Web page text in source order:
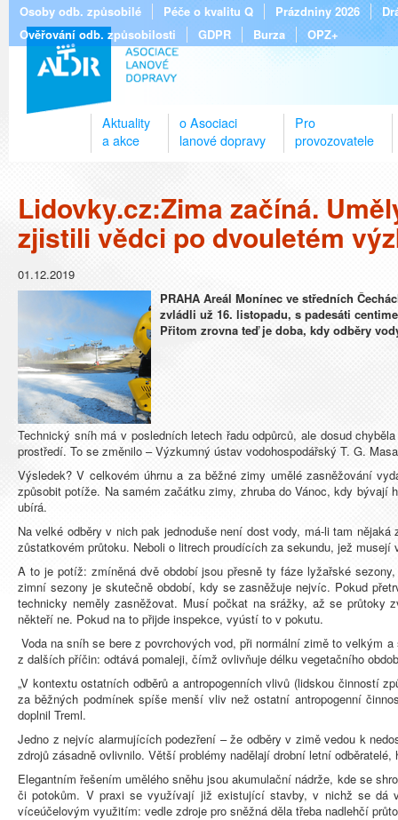
Osoby odb. způsobilé Péče o kvalitu Q Prázdniny 2026
Ověřování odb. způsobilosti
GDPR Burza OPZ+
Aktuality
a akce
o Asociaci
lanové dopravy
Pro
provozovatele
Lidovky.cz:Zima začíná.
zjistili vědci po dvouletém
01.12.2019
PRAHA Areál Monínec ve středních
zvládli už 16. listopadu, s padesáti
Přitom zrovna teď je doba, kdy odběry
Technický sníh má v posledních letech řadu odpůrců, ale dosud
prostředí. To se změnilo – Výzkumný ústav vodohospodářský T. G.
Výsledek? V celkovém úhrnu a za běžné zimy umělé zasněžování
způsobit potíže. Na samém začátku zimy, zhruba do Vánoc, kdy
ubírá.
Na velké odběry v nich pak jednoduše není dost vody, má-li tam
zůstatkovém průtoku. Neboli o litrech proudících za sekundu, jež
A to je potíž: zmíněná dvě období jsou přesně ty fáze lyžařské
zimní sezony je skutečně období, kdy se zasněžuje nejvíc. Pokud
technicky neměly zasněžovat. Musí počkat na srážky, až se průtoky
někteří ne. Pokud na to přijde inspekce, vyústí to v pokutu.
Voda na sníh se bere z povrchových vod, při normální zimě to velkým
z dalších příčin: odtává pomaleji, čímž ovlivňuje délku vegetačního
„V kontextu ostatních odběrů a antropogenních vlivů (lidskou činností
za běžných podmínek spíše menší vliv než ostatní antropogenní
doplnil Treml.
Jedno z nejvíc alarmujících podezření – že odběry v zimě vedou k
zdrojů zásadně ovlivnilo. Větší problémy nadělají drobní letní
Elegantním řešením umělého sněhu jsou akumulační nádrže, kde se
či potokům. V praxi se využívají již existující stavby, v nichž se dá
víceúčelovým využitím: vedle zdroje pro sněžná děla třeba nadlehčí